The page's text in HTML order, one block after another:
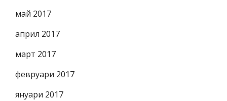
май 2017
април 2017
март 2017
февруари 2017
януари 2017